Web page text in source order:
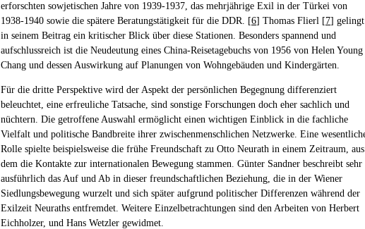
erforschten sowjetischen Jahre von 1939-1937, das mehrjährige Exil in der Türkei von
1938-1940 sowie die spätere Beratungstätigkeit für die DDR. [6] Thomas Flierl [7] gelingt
in seinem Beitrag ein kritischer Blick über diese Stationen. Besonders spannend und
aufschlussreich ist die Neudeutung eines China-Reisetagebuchs von 1956 von Helen Young
Chang und dessen Auswirkung auf Planungen von Wohngebäuden und Kindergärten.
Für die dritte Perspektive wird der Aspekt der persönlichen Begegnung differenziert
beleuchtet, eine erfreuliche Tatsache, sind sonstige Forschungen doch eher sachlich und
nüchtern. Die getroffene Auswahl ermöglicht einen wichtigen Einblick in die fachliche
Vielfalt und politische Bandbreite ihrer zwischenmenschlichen Netzwerke. Eine
Rolle spielte beispielsweise die frühe Freundschaft zu Otto Neurath in einem Zeitraum, aus
dem die Kontakte zur internationalen Bewegung stammen. Günter Sandner beschreibt sehr
ausführlich das Auf und Ab in dieser freundschaftlichen Beziehung, die in der Wiener
Siedlungsbewegung wurzelt und sich später aufgrund politischer Differenzen während der
Exilzeit Neuraths entfremdet. Weitere Einzelbetrachtungen sind den Arbeiten von Herbert
Eichholzer, und Hans Wetzler gewidmet.